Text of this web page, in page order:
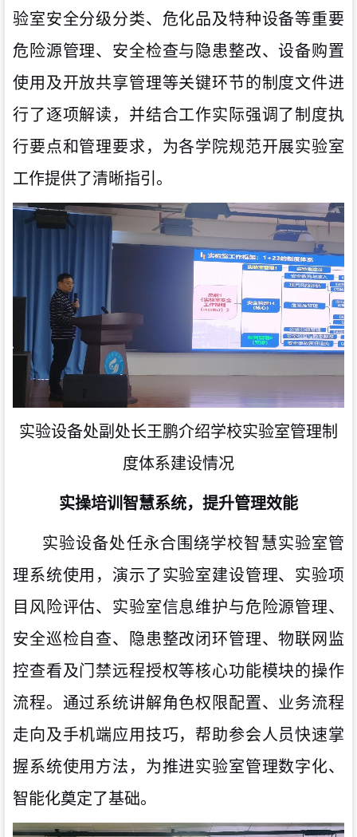
验室安全分级分类、危化品及特种设备等重要
危险源管理、安全检查与隐患整改、设备购置
使用及开放共享管理等关键环节的制度文件进
行了逐项解读，并结合工作实际强调了制度执
行要点和管理要求，为各学院规范开展实验室
工作提供了清晰指引。
实验设备处副处长王鹏介绍学校实验室管理制
度体系建设情况
实操培训智慧系统，提升管理效能
实验设备处任永合围绕学校智慧实验室管
理系统使用，演示了实验室建设管理、实验项
目风险评估、实验室信息维护与危险源管理、
安全巡检自查、隐患整改闭环管理、物联网监
控查看及门禁远程授权等核心功能模块的操作
流程。通过系统讲解角色权限配置、业务流程
走向及手机端应用技巧，帮助参会人员快速掌
握系统使用方法，为推进实验室管理数字化、
智能化奠定了基础。